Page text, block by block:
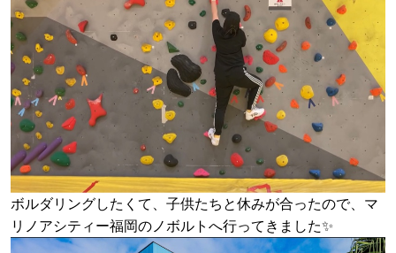
ボルダリングしたくて、子供たちと休みが合ったので、マ
リノアシティー福岡のノボルトへ行ってきました✨